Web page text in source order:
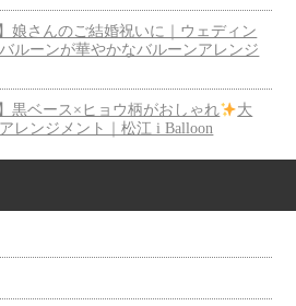
】娘さんのご結婚祝いに｜ウェディン
ルーンが華やかなバルーンアレンジ
】黒ベース×ヒョウ柄がおしゃれ
大
レンジメント｜松江 i Balloon